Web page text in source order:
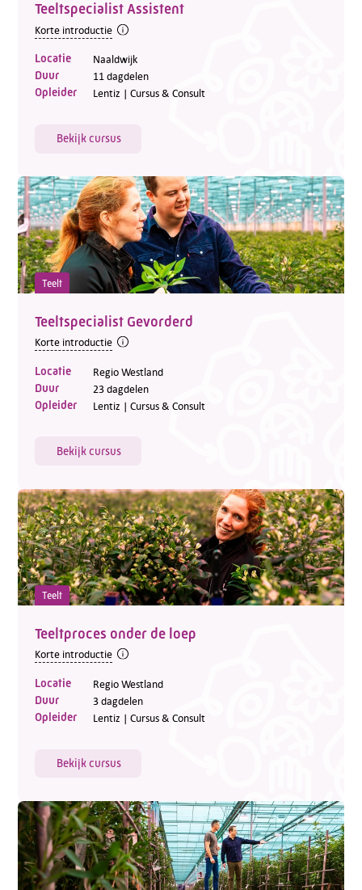
Teeltspecialist Assistent
Korte introductie
Locatie Naaldwijk
Duur 11 dagdelen
Opleider Lentiz | Cursus & Consult
Bekijk cursus
Teelt
Teeltspecialist Gevorderd
Korte introductie
Locatie Regio Westland
Duur 23 dagdelen
Opleider Lentiz | Cursus & Consult
Bekijk cursus
Teelt
Teeltproces onder de loep
Korte introductie
Locatie Regio Westland
Duur 3 dagdelen
Opleider Lentiz | Cursus & Consult
Bekijk cursus